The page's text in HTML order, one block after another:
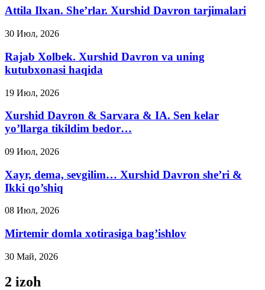
Attila Ilxan. She’rlar. Xurshid Davron tarjimalari
30 Июл, 2026
Rajab Xolbek. Xurshid Davron va uning
kutubxonasi haqida
19 Июл, 2026
Xurshid Davron & Sarvara & IA. Sen kelar
yo’llarga tikildim bedor…
09 Июл, 2026
Xayr, dema, sevgilim… Xurshid Davron she’ri &
Ikki qo’shiq
08 Июл, 2026
Mirtemir domla xotirasiga bag’ishlov
30 Май, 2026
2 izoh